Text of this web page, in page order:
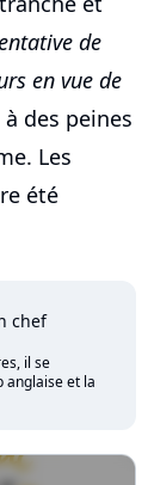
de
en vue de
à des peines
Les
été
chef
il se
anglaise et la